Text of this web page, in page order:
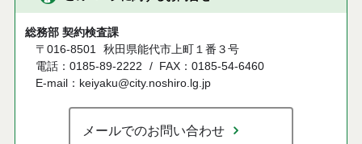
総務部 契約検査課
〒016-8501 秋田県能代市上町１番３号
電話：0185-89-2222
FAX：0185-54-6460
E-mail：keiyaku@city.noshiro.lg.jp
メールでのお問い合わせ